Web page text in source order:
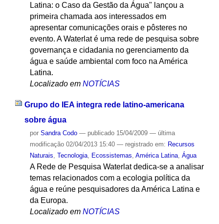
Latina: o Caso da Gestão da Água" lançou a
primeira chamada aos interessados em
apresentar comunicações orais e pôsteres no
evento. A Waterlat é uma rede de pesquisa sobre
governança e cidadania no gerenciamento da
água e saúde ambiental com foco na América
Latina.
Localizado em NOTÍCIAS
Grupo do IEA integra rede latino-americana
sobre água
por Sandra Codo — publicado15/04/2009 — última
modificação02/04/2013 15:40 — registrado em: Recursos
Naturais Tecnologia, Ecossistemas América Latina, Água
A Rede de Pesquisa Waterlat dedica-se a analisar
temas relacionados com a ecologia política da
água e reúne pesquisadores da América Latina e
da Europa.
Localizado em NOTÍCIAS